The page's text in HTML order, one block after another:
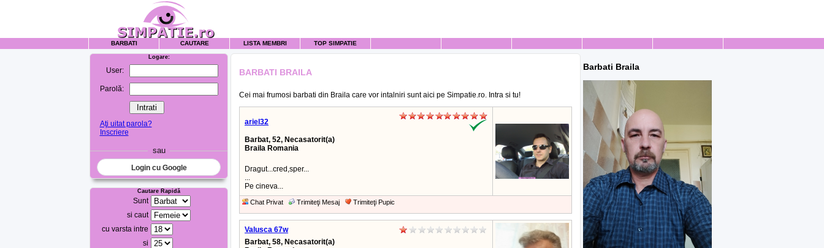
BARBATI CAUTARE LISTA MEMBRI TOP SIMPATIE
Logare:
User:
Parolă:
Aţi uitat parola?
Inscriere
sau
Login cu Google
Cautare Rapidă
Sunt
si caut
cu varsta intre
si
BARBATI BRAILA
Cei mai frumosi barbati din Braila care vor intalniri sunt aici pe Simpatie.ro. Intra si tu!
ariel32
Barbat, 52, Necasatorit(a)
Braila Romania
Dragut...cred,sper...
...
Pe cineva...
Chat Privat Trimiteţi Mesaj Trimiteţi Pupic
Valusca 67w
Barbat, 58, Necasatorit(a)
Barbati Braila